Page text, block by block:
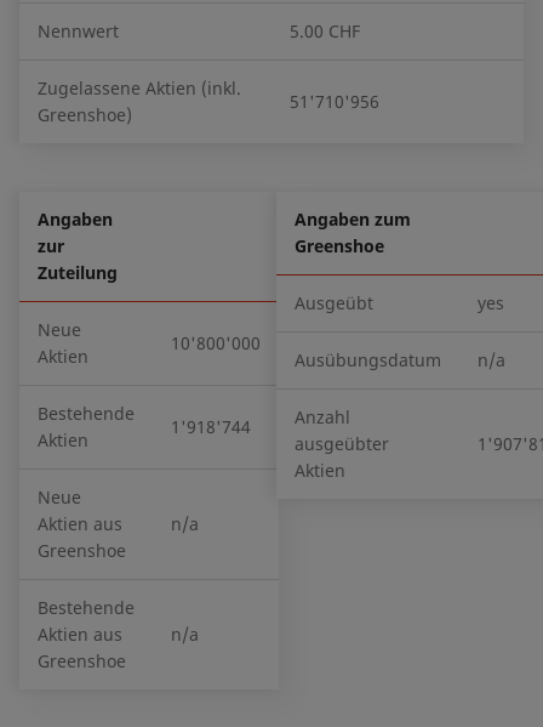
Nennwert 5.00 CHF
Zugelassene Aktien (inkl.
Greenshoe)
51'710'956
Angaben
zur
Zuteilung
Neue
Aktien
10'800'000
Bestehende
Aktien
1'918'744
Neue
Aktien aus
Greenshoe
n/a
Bestehende
Aktien aus
Greenshoe
n/a
Angaben zum
Greenshoe
Ausgeübt yes
Ausübungsdatum n/a
Anzahl
ausgeübter
Aktien